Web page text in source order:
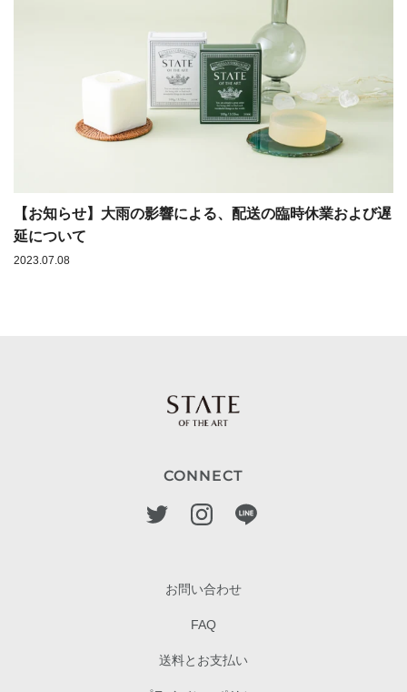
【お知らせ】大雨の影響による、配送の臨時休業および遅
延について
2023.07.08
CONNECT
お問い合わせ
FAQ
送料とお支払い